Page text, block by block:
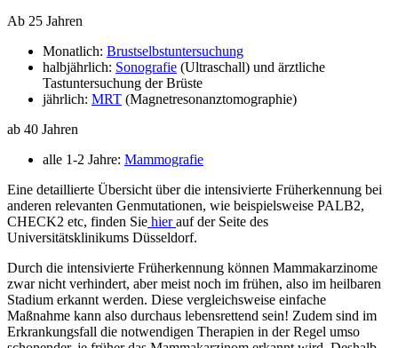
Ab 25 Jahren
Monatlich: Brustselbstuntersuchung
halbjährlich: Sonografie (Ultraschall) und ärztliche
Tastuntersuchung der Brüste
jährlich: MRT (Magnetresonanztomographie)
ab 40 Jahren
alle 1-2 Jahre: Mammografie
Eine detaillierte Übersicht über die intensivierte Früherkennung bei
anderen relevanten Genmutationen, wie beispielsweise PALB2,
CHECK2 etc, finden Sie hierauf der Seite des
Universitätsklinikums Düsseldorf.
Durch die intensivierte Früherkennung können Mammakarzinome
zwar nicht verhindert, aber meist noch im frühen, also im heilbaren
Stadium erkannt werden. Diese vergleichsweise einfache
Maßnahme kann also durchaus lebensrettend sein! Zudem sind im
Erkrankungsfall die notwendigen Therapien in der Regel umso